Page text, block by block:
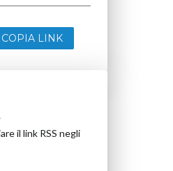
COPIA LINK
il link RSS negli